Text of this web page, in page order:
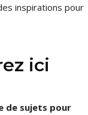
inspirations pour
ici
de sujets pour